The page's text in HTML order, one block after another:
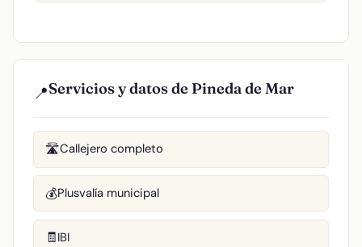
📍Servicios y datos de Pineda de Mar
🛣️Callejero completo
💰Plusvalía municipal
🧾IBI